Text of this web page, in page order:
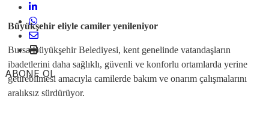
ABONE OL
Büyükşehir eliyle camiler yenileniyor
Bursa Büyükşehir Belediyesi, kent genelinde vatandaşların
ibadetlerini daha sağlıklı, güvenli ve konforlu ortamlarda yerine
getirebilmesi amacıyla camilerde bakım ve onarım çalışmalarını
aralıksız sürdürüyor.